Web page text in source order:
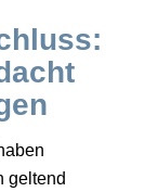
geltend